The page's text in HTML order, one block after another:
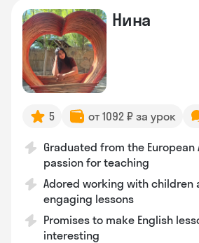
Нина
5 от 1092 ₽ за урок
Graduated from the European
passion for teaching
Adored working with children
engaging lessons
Promises to make English
interesting